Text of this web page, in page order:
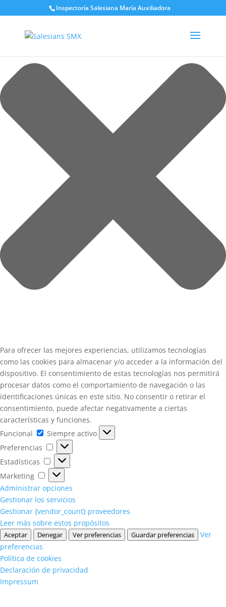
Gestionar el consentimiento de las cookies
Para ofrecer las mejores experiencias, utilizamos tecnologías
como las cookies para almacenar y/o acceder a la información del
dispositivo. El consentimiento de estas tecnologías nos permitirá
procesar datos como el comportamiento de navegación o las
identificaciones únicas en este sitio. No consentir o retirar el
consentimiento, puede afectar negativamente a ciertas
características y funciones.
Funcional
Funcional
Siempre activo
Preferencias
Preferencias
Estadísticas
Estadísticas
Marketing
Marketing
Administrar opciones
Gestionar los servicios
Gestionar {vendor_count} proveedores
Leer más sobre estos propósitos
Aceptar Denegar Ver preferencias Guardar preferencias
Ver
preferencias
Política de cookies
Declaración de privacidad
Impressum
Inspectoría Salesiana María Auxiliadora